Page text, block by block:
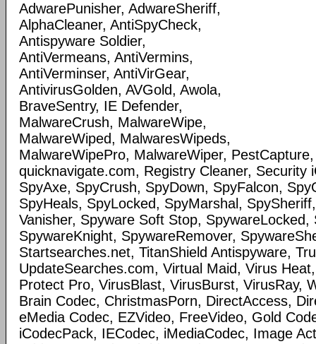
AdwarePunisher, AdwareSheriff,
AlphaCleaner, AntiSpyCheck,
Antispyware Soldier,
AntiVermeans, AntiVermins,
AntiVerminser, AntiVirGear,
AntivirusGolden, AVGold, Awola,
BraveSentry, IE Defender,
MalwareCrush, MalwareWipe,
MalwareWiped, MalwaresWipeds,
MalwareWipePro, MalwareWiper,
quicknavigate.com, Registry Cleaner, Security
SpyAxe, SpyCrush, SpyDown, SpyFalcon,
SpyHeals, SpyLocked, SpyMarshal,
Vanisher, Spyware Soft Stop, SpywareLocked,
SpywareKnight, SpywareRemover,
Startsearches.net, TitanShield Antispyware,
UpdateSearches.com, Virtual Maid, Virus
Protect Pro, VirusBlast, VirusBurst, VirusRay,
Brain Codec, ChristmasPorn, DirectAccess,
eMedia Codec, EZVideo, FreeVideo, Gold
iCodecPack, IECodec, iMediaCodec, Image